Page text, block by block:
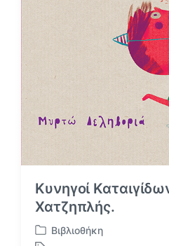
Κυνηγοί
Χατζηπλής.
Α
Βιβλιοθήκη